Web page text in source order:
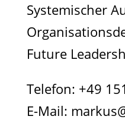
Systemischer
Future
Telefon: +49
E-Mail: